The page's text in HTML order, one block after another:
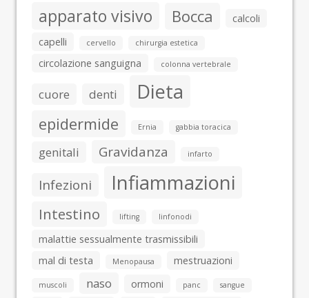
apparato visivo Bocca
calcoli
capelli
cervello chirurgia estetica
circolazione sanguigna colonna vertebrale
cuore denti Dieta
epidermide Ernia gabbia toracica
genitali Gravidanza infarto
Infezioni Infiammazioni
Intestino lifting linfonodi
malattie sessualmente trasmissibili
mal di testa
Menopausa mestruazioni
muscoli naso ormoni panc
sangue